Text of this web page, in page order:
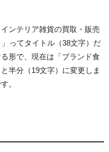
ンテリア雑貨の買取・販売
ってタイトル（38文字）だ
形で、現在は「ブランド食
半分（19文字）に変更しま
。